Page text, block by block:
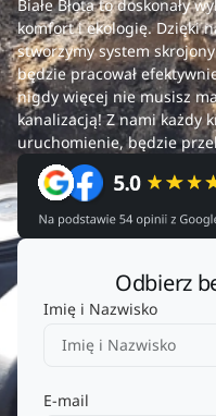
Białe Błota to doskonały
komfort i ekologię. Dzięki
stworzymy system
będzie pracował
nigdy więcej nie musisz
kanalizacją! Z nami każdy
uruchomienie, będzie
Odbierz
Imię i Nazwisko
E-mail